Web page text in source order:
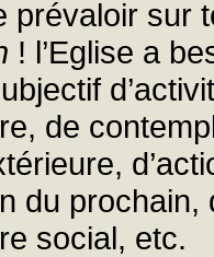
prévaloir sur
! l’Eglise a
de
du
social, etc.